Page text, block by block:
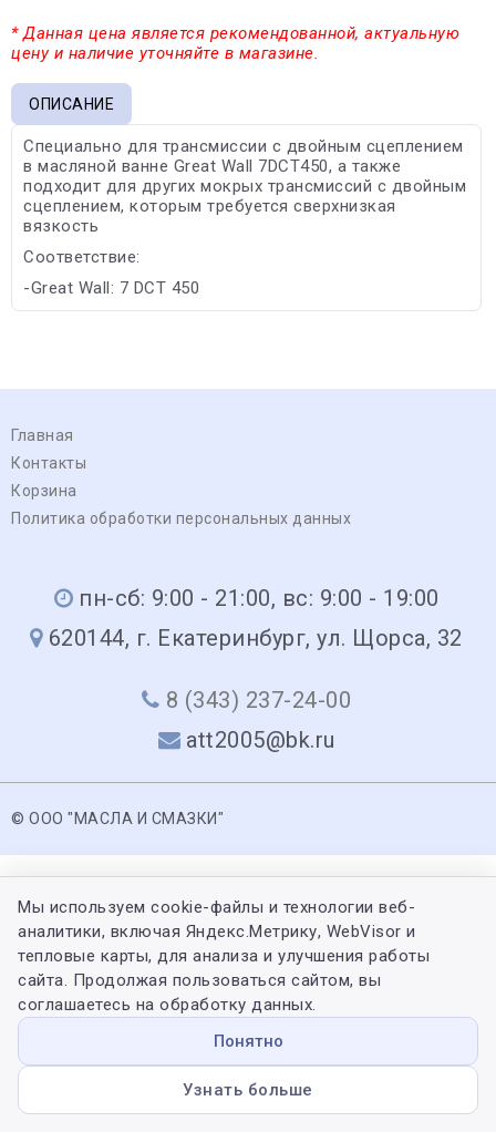
* Данная цена является рекомендованной, актуальную
цену и наличие уточняйте в магазине.
ОПИСАНИЕ
Специально для трансмиссии с двойным сцеплением
в масляной ванне Great Wall 7DCT450, а также
подходит для других мокрых трансмиссий с двойным
сцеплением, которым требуется сверхнизкая
вязкость
Соответствие:
-Great Wall: 7 DCT 450
Главная
Контакты
Корзина
Политика обработки персональных данных
пн-сб: 9:00 - 21:00, вс: 9:00 - 19:00
620144, г. Екатеринбург, ул. Щорса, 32
8 (343) 237-24-00
att2005@bk.ru
© ООО "МАСЛА И СМАЗКИ"
Мы используем cookie-файлы и технологии веб-
аналитики, включая Яндекс.Метрику, WebVisor и
тепловые карты, для анализа и улучшения работы
сайта. Продолжая пользоваться сайтом, вы
соглашаетесь на обработку данных.
Понятно
Узнать больше